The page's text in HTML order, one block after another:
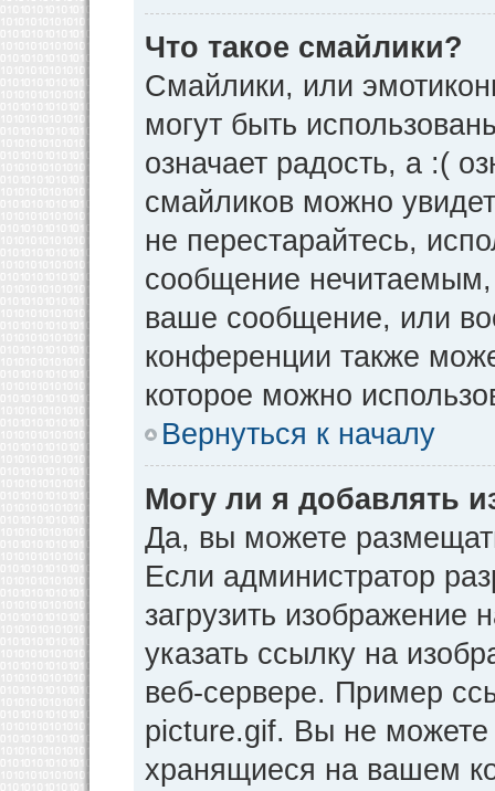
Что такое смайлики?
Смайлики, или
могут быть
означает радость, а :(
смайликов можно
не перестарайтесь,
сообщение нечитаемым,
ваше сообщение, или
конференции также
которое можно
Вернуться к началу
Могу ли я добавлять
Да, вы можете
Если администратор
загрузить
указать ссылку на
веб-сервере. Пример
picture.gif. Вы не можете
хранящиеся на вашем